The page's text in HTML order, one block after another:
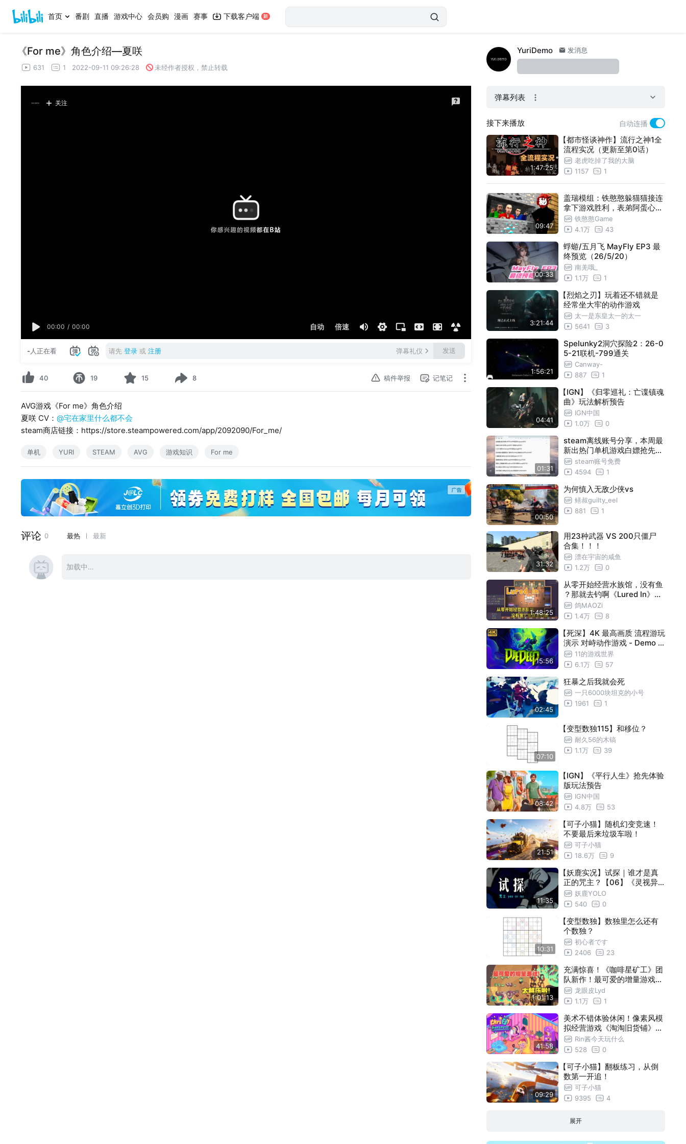
首页 番剧 直播 游戏中心 会员购 漫画 赛事 下载客户端
《For me》角色介绍—夏咲
631 1 2022-09-11 09:26:28 未经作者授权，禁止转载
关注
00:00 / 00:00 自动 倍速
-人正在看 请先 登录 或 注册 弹幕礼仪 发送
40 19 15 8 稿件举报 记笔记
AVG游戏《For me》角色介绍
夏咲 CV： @宅在家里什么都不会
steam商店链接：https://store.steampowered.com/app/2092090/For_me/
单机 YURI STEAM AVG 游戏知识 For me
YuriDemo 发消息
弹幕列表
接下来播放 自动连播
1:47:25
【都市怪谈神作】流行之神1全
流程实况（更新至第0话）
老虎吃掉了我的大脑
1157
1
09:47
盖瑞模组：铁憨憨躲猫猫接连
拿下游戏胜利，表弟阿蛋心里
苦啊！铁憨憨Game
4.1万
43
00:33
蜉蝣/五月飞 MayFly EP3 最
终预览（26/5/20）
南羌哦_
1.1万
1
3:21:44
【烈焰之刃】玩着还不错就是
经常坐大牢的动作游戏
太一是东皇太一的太一
5641
3
1:56:21
Spelunky2洞穴探险2：26-0
5-21联机-799通关
Canway-
887
1
04:41
【IGN】《归零巡礼：亡谍镇魂
曲》玩法解析预告
IGN中国
1.0万
0
01:31
steam离线账号分享，本周最
新出热门单机游戏白嫖抢先游
玩，很多无需验证登录
steam账号免费
4594
1
00:50
为何慎入无敌少侠vs
鳝叔guilty_eel
881
1
31:32
用23种武器 VS 200只僵尸
合集！！！
漂在宇宙的咸鱼
1.2万
0
1:48:25
从零开始经营水族馆，没有鱼
？那就去钓啊《Lured In》DE
MO点击挂机增量游戏实况（
完结）
鸽MAOZi
1.4万
8
15:56
【死深】4K 最高画质 流程游玩
演示 对峙动作游戏 - Demo
试玩版 Die Deep
11的游戏世界
6.1万
57
02:45
狂暴之后我就会死
一只6000块坦克的小号
1961
1
07:10
【变型数独115】和移位？
耐久56的木镐
1.1万
39
08:42
【IGN】《平行人生》抢先体验
版玩法预告
IGN中国
4.8万
53
21:51
【可子小猫】随机幻变竞速！
不要最后来垃圾车啦！
可子小猫
18.6万
9
11:35
【妖鹿实况】试探｜谁才是真
正的咒主？【06】《灵视异
闻：本所七大不可思议》
妖鹿YOLO
540
0
10:31
【变型数独】数独里怎么还有
个数独？
初心者です
2406
23
1:01:13
充满惊喜！《咖啡星矿工》团
队新作！最可爱的增量游戏！
玩起来舒适又解压！《我是洞
洞王》
龙眼皮Lyd
1.1万
1
41:58
美术不错体验休闲！像素风模
拟经营游戏《淘淘旧货铺》试
玩 Rin酱今天玩什么
528
0
09:29
【可子小猫】翻板练习，从倒
数第一开追！
可子小猫
9395
4
展开